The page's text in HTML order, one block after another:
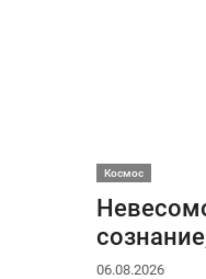
Космос
06.08.2026